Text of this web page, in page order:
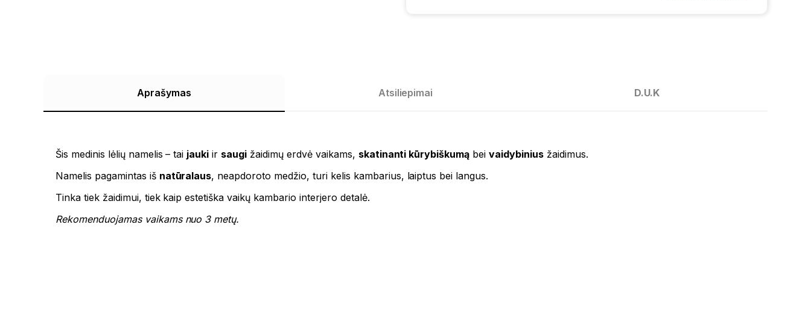
Aprašymas Atsiliepimai D.U.K
Šis medinis lėlių namelis – tai jauki ir saugi žaidimų erdvė vaikams, skatinanti kūrybiškumą beivaidybiniusžaidimus.
Namelis pagamintas iš natūralaus, neapdoroto medžio, turi kelis kambarius, laiptus bei langus.
Tinka tiek žaidimui, tiek kaip estetiška vaikų kambario interjero detalė.
Rekomenduojamas vaikams nuo 3 metų.